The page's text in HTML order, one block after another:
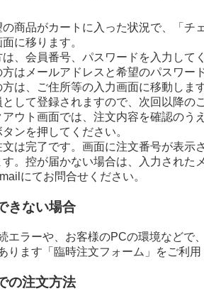
の商品がカートに入った状況で、「チ
に移ります。
は、会員番号、パスワードを入力して
方はメールアドレスと希望のパスワー
は、ご住所等の入力画面に移動しま
として登録されますので、次回以降の
アウト画面では、注文内容を確認のう
ンを押してください。
文は完了です。画面に注文番号が表
す。控が届かない場合は、入力された
にてお問合せください。
きない場合
エラーや、お客様のPCの環境などで
ります「臨時注文フォーム」をご利
の注文方法